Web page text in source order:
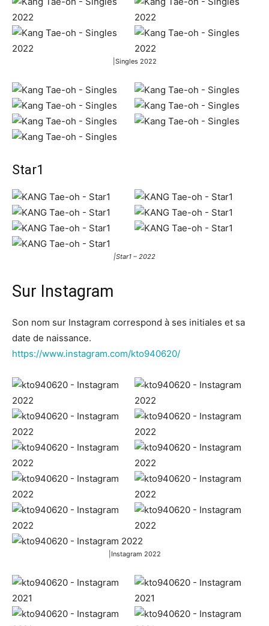
|Singles 2022
Star1
|Star1 – 2022
Sur Instagram
Son nom sur Instagram correspond à ses initiales et sa
date de naissance.
https://www.instagram.com/kto940620/
|Instagram 2022